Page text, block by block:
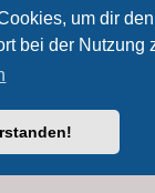
um dir den
bei der Nutzung